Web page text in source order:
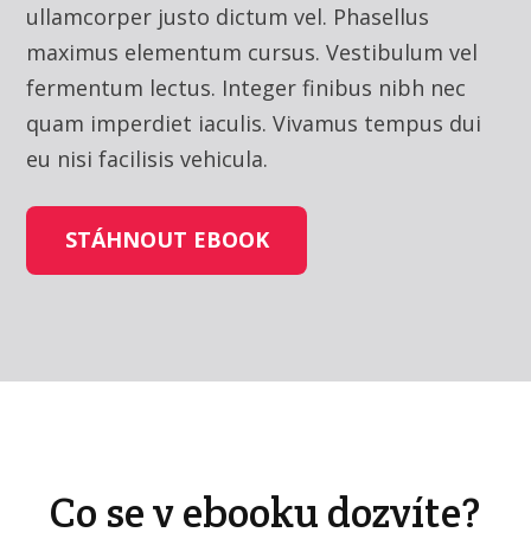
ullamcorper justo dictum vel. Phasellus
maximus elementum cursus. Vestibulum vel
fermentum lectus. Integer finibus nibh nec
quam imperdiet iaculis. Vivamus tempus dui
eu nisi facilisis vehicula.
STÁHNOUT EBOOK
Co se v ebooku dozvíte?